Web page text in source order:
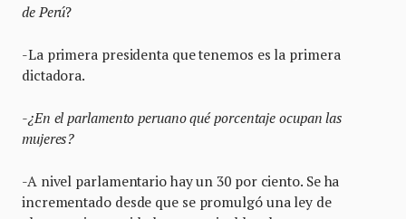
de Perú?
-La primera presidenta que tenemos es la primera
dictadora.
-¿En el parlamento peruano qué porcentaje ocupan las
mujeres?
-A nivel parlamentario hay un 30 por ciento. Se ha
incrementado desde que se promulgó una ley de